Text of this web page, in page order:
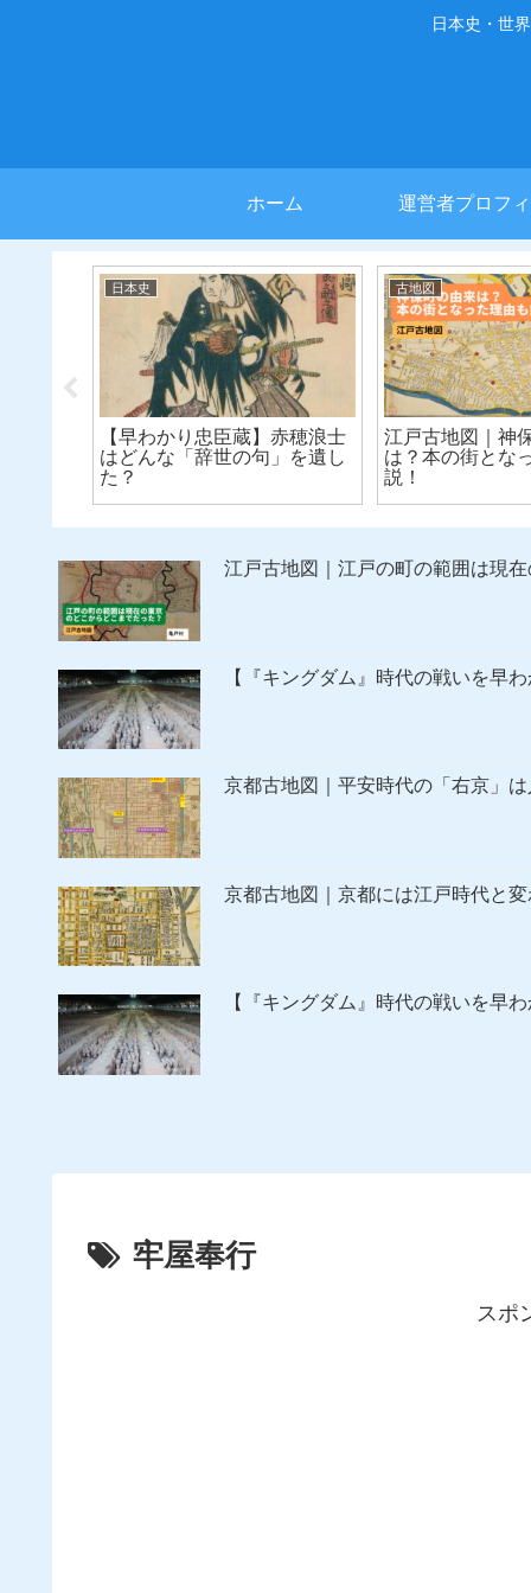
日本史・世
ホーム 運営者プロフ
世界史
中国・故事成語の由来｜杞憂
日本史
浮世絵江戸の
食から３食へ
白米を食べる
江戸古地図｜江戸の町の範囲は現
【『キングダム』時代の戦いを早
京都古地図｜平安時代の「右京」
京都古地図｜京都には江戸時代と
【『キングダム』時代の戦いを早
牢屋奉行
スポ